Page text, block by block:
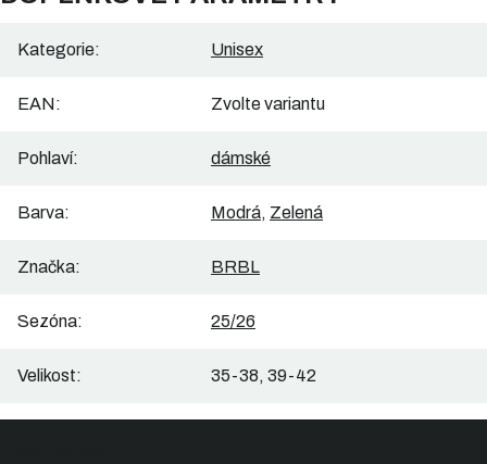
Kategorie: Unisex
EAN: Zvolte variantu
Pohlaví: dámské
Barva: Modrá, Zelená
Značka: BRBL
Sezóna: 25/26
Velikost: 35-38, 39-42